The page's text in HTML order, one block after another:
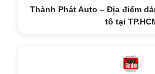
Thành Phát Auto – Địa điểm
tô tại